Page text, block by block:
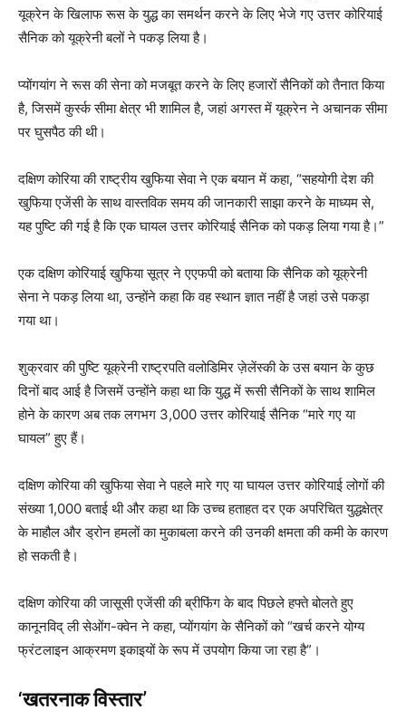
यूक्रेन के खिलाफ रूस के युद्ध का समर्थन करने के लिए भेजे गए उत्तर कोरियाई
सैनिक को यूक्रेनी बलों ने पकड़ लिया है।
प्योंगयांग ने रूस की सेना को मजबूत करने के लिए हजारों सैनिकों को तैनात किया
है, जिसमें कुर्स्क सीमा क्षेत्र भी शामिल है, जहां अगस्त में यूक्रेन ने अचानक सीमा
पर घुसपैठ की थी।
दक्षिण कोरिया की राष्ट्रीय खुफिया सेवा ने एक बयान में कहा, “सहयोगी देश की
खुफिया एजेंसी के साथ वास्तविक समय की जानकारी साझा करने के माध्यम से,
यह पुष्टि की गई है कि एक घायल उत्तर कोरियाई सैनिक को पकड़ लिया गया है।”
एक दक्षिण कोरियाई खुफिया सूत्र ने एएफपी को बताया कि सैनिक को यूक्रेनी
सेना ने पकड़ लिया था, उन्होंने कहा कि वह स्थान ज्ञात नहीं है जहां उसे पकड़ा
गया था।
शुक्रवार की पुष्टि यूक्रेनी राष्ट्रपति वलोडिमिर ज़ेलेंस्की के उस बयान के कुछ
दिनों बाद आई है जिसमें उन्होंने कहा था कि युद्ध में रूसी सैनिकों के साथ शामिल
होने के कारण अब तक लगभग 3,000 उत्तर कोरियाई सैनिक “मारे गए या
घायल” हुए हैं।
दक्षिण कोरिया की खुफिया सेवा ने पहले मारे गए या घायल उत्तर कोरियाई लोगों की
संख्या 1,000 बताई थी और कहा था कि उच्च हताहत दर एक अपरिचित युद्धक्षेत्र
के माहौल और ड्रोन हमलों का मुकाबला करने की उनकी क्षमता की कमी के कारण
हो सकती है।
दक्षिण कोरिया की जासूसी एजेंसी की ब्रीफिंग के बाद पिछले हफ्ते बोलते हुए
कानूनविद् ली सेओंग-क्वेन ने कहा, प्योंगयांग के सैनिकों को “खर्च करने योग्य
फ्रंटलाइन आक्रमण इकाइयों के रूप में उपयोग किया जा रहा है”।
‘खतरनाक विस्तार’